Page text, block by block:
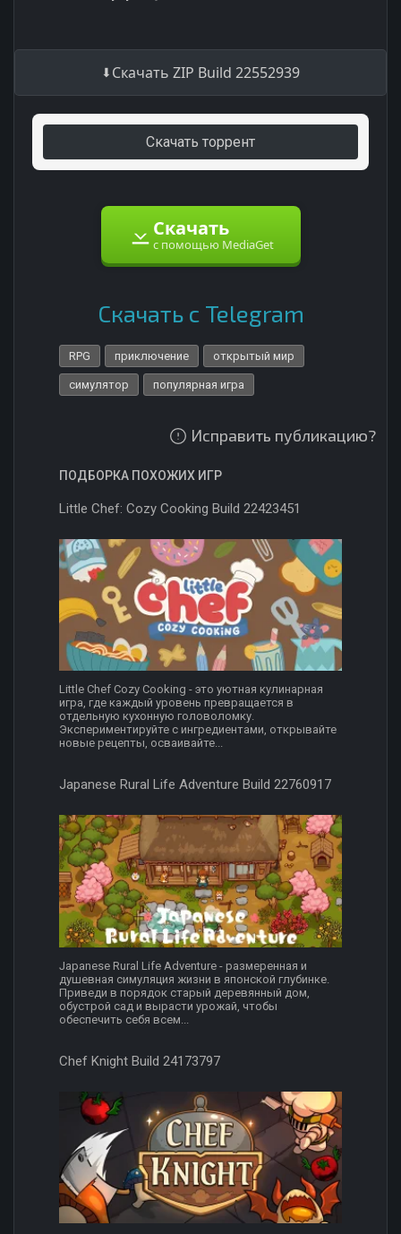
Скачать ZIP Build 22552939
Скачать торрент
Скачать
с помощью MediaGet
Скачать с Telegram
RPG приключение открытый мир
симулятор популярная игра
Исправить публикацию?
ПОДБОРКА ПОХОЖИХ ИГР
Little Chef: Cozy Cooking Build 22423451
Little Chef Cozy Cooking - это уютная кулинарная
игра, где каждый уровень превращается в
отдельную кухонную головоломку.
Экспериментируйте с ингредиентами, открывайте
новые рецепты, осваивайте...
Japanese Rural Life Adventure Build 22760917
Japanese Rural Life Adventure - размеренная и
душевная симуляция жизни в японской глубинке.
Приведи в порядок старый деревянный дом,
обустрой сад и вырасти урожай, чтобы
обеспечить себя всем...
Chef Knight Build 24173797